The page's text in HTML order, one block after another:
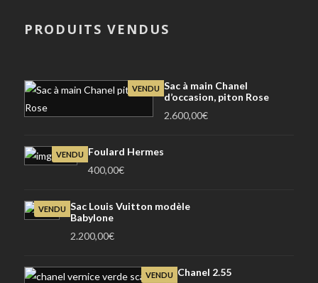
PRODUITS VENDUS
VENDU Sac à main Chanel
d’occasion, piton Rose
2.600,00€
VENDU
Foulard Hermes
400,00€
VENDU Sac Louis Vuitton modèle
Babylone
2.200,00€
VENDU
Chanel 2.55